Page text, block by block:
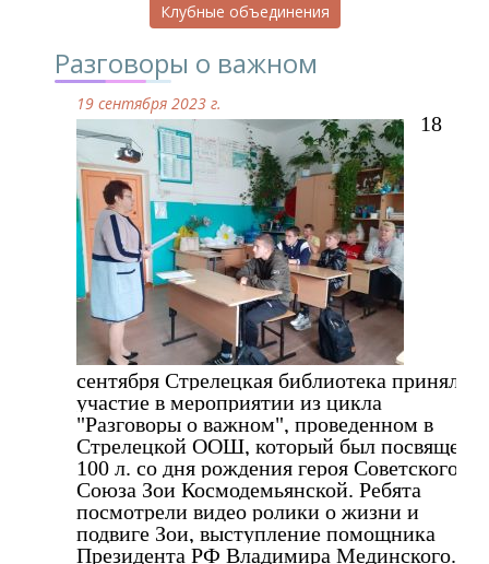
Клубные объединения
Разговоры о важном
19 сентября 2023 г.
18
сентября Стрелецкая библиотека приняла
участие в мероприятии из цикла
"Разговоры о важном", проведенном в
Стрелецкой ООШ, который был посвящен
100 л. со дня рождения героя Советского
Союза Зои Космодемьянской. Ребята
посмотрели видео ролики о жизни и
подвиге Зои, выступление помощника
Президента РФ Владимира Мединского.